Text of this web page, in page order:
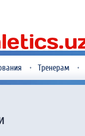
Тренерам